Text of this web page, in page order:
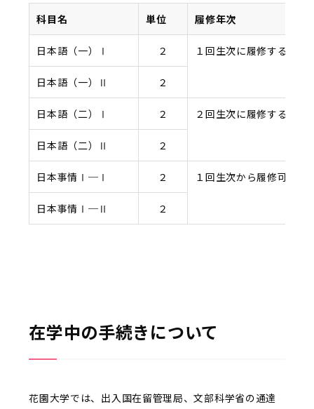
科目名 単位 履修年次
日本語（一）Ⅰ ２ １回生次に履修すること
日本語（一）Ⅱ ２
日本語（二）Ⅰ ２ ２回生次に履修すること
日本語（二）Ⅱ ２
日本事情Ⅰ─Ⅰ ２ １回生次から履修可能
日本事情Ⅰ─Ⅱ ２
在学中の手続きについて
花園大学では、出入国在留管理局、文部科学省の通達